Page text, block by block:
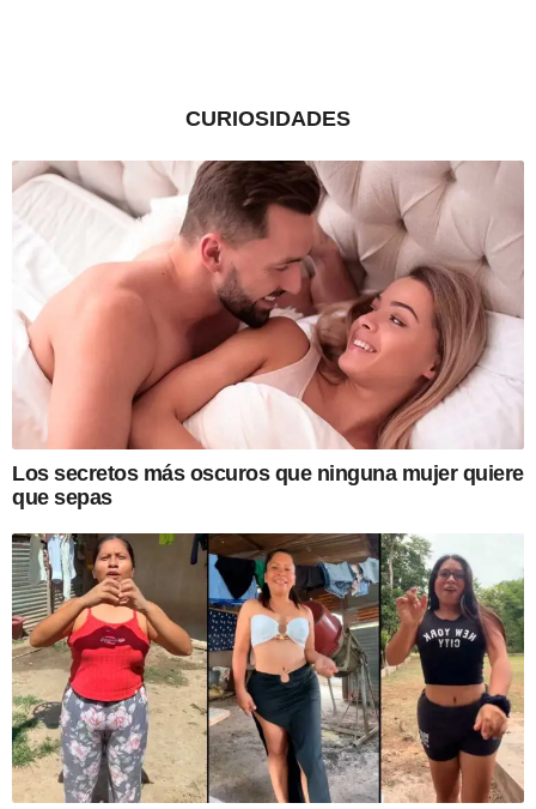
CURIOSIDADES
Los secretos más oscuros que ninguna mujer quiere
que sepas